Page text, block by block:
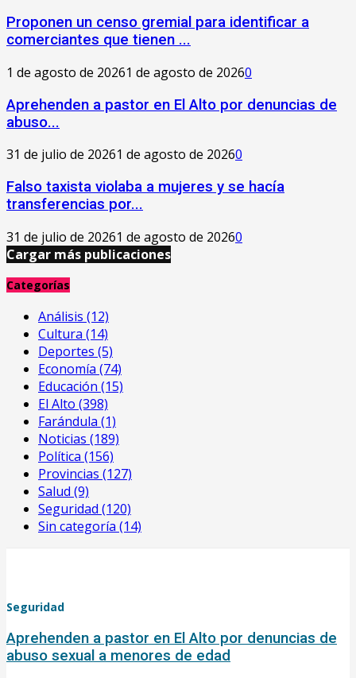
Proponen un censo gremial para identificar a
comerciantes que tienen ...
1 de agosto de 20261 de agosto de 20260
Aprehenden a pastor en El Alto por denuncias de
abuso...
31 de julio de 20261 de agosto de 20260
Falso taxista violaba a mujeres y se hacía
transferencias por...
31 de julio de 20261 de agosto de 20260
Cargar más publicaciones
Categorías
Análisis (12)
Cultura (14)
Deportes (5)
Economía (74)
Educación (15)
El Alto (398)
Farándula (1)
Noticias (189)
Política (156)
Provincias (127)
Salud (9)
Seguridad (120)
Sin categoría (14)
Seguridad
Aprehenden a pastor en El Alto por denuncias de
abuso sexual a menores de edad